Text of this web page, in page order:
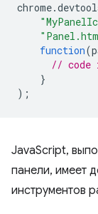
chrome.
function(
// code
}
);
JavaScript,
панели, имеет
инструментов